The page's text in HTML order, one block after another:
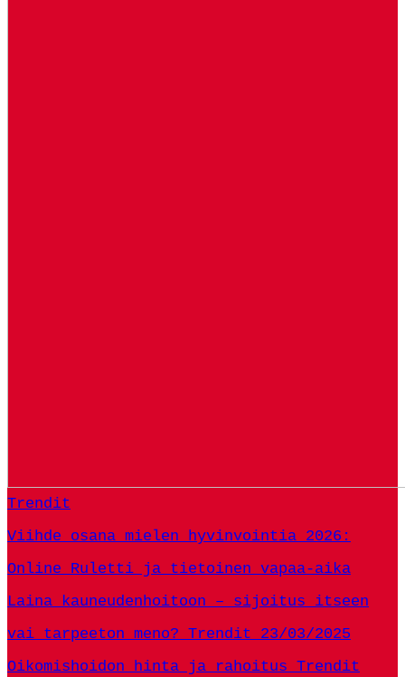
Trendit
Viihde osana mielen hyvinvointia 2026:
Online Ruletti ja tietoinen vapaa-aika
Laina kauneudenhoitoon – sijoitus itseen
vai tarpeeton meno? Trendit
23/03/2025
Oikomishoidon hinta ja rahoitus Trendit